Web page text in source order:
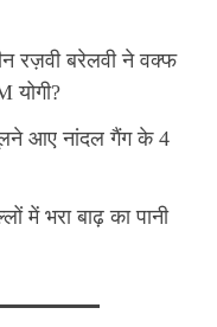
रज़वी बरेलवी ने वक्फ
योगी?
आए नांदल गैंग के 4
में भरा बाढ़ का पानी